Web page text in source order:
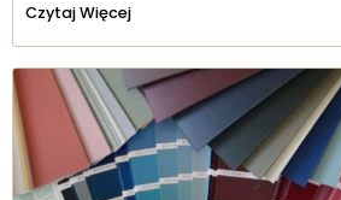
Czytaj Więcej